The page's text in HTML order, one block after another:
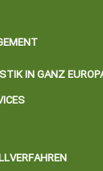
IN GANZ